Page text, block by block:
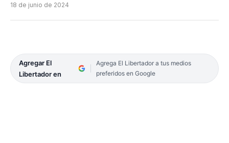
18 de junio de 2024
Agregar El
Libertador en
Agrega El Libertador a tus medios
preferidos en Google